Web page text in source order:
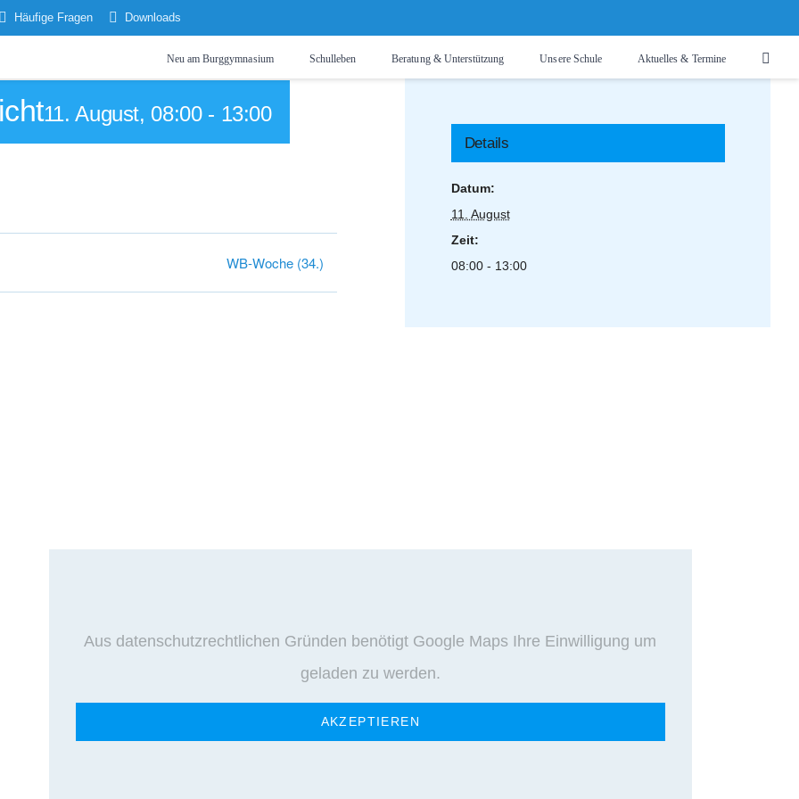
Häufige Fragen Downloads
Neu am Burggymnasium Schulleben Beratung & Unterstützung Unsere Schule Aktuelles & Termine
11. August, 08:00- 13:00
WB-Woche (34.)
Details
Datum:
11. August
Zeit:
08:00 - 13:00
Aus datenschutzrechtlichen Gründen benötigt Google Maps Ihre Einwilligung um
geladen zu werden.
AKZEPTIEREN